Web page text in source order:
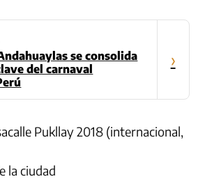
se consolida
del carnaval
›
Pukllay 2018 (internacional,
la ciudad